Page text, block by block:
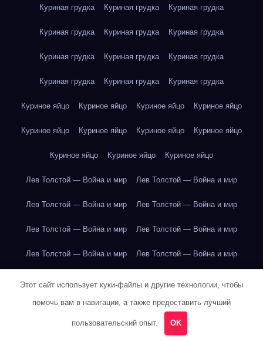
Куриная грудка Куриная грудка Куриная грудка
Куриная грудка Куриная грудка Куриная грудка
Куриная грудка Куриная грудка Куриная грудка
Куриная грудка Куриная грудка Куриная грудка
Куриное яйцо Куриное яйцо Куриное яйцо Куриное яйцо
Куриное яйцо Куриное яйцо Куриное яйцо Куриное яйцо
Куриное яйцо Куриное яйцо Куриное яйцо
Лев Толстой — Война и мир Лев Толстой — Война и мир
Лев Толстой — Война и мир Лев Толстой — Война и мир
Лев Толстой — Война и мир Лев Толстой — Война и мир
Лев Толстой — Война и мир Лев Толстой — Война и мир
Лев Толстой — Война и мир Лев Толстой — Война и мир
Лев Толстой — Война и мир Лев Толстой — Война и мир
Этот сайт использует куки-файлы и другие технологии, чтобы
помочь вам в навигации, а также предоставить лучший
пользовательский опыт. OK